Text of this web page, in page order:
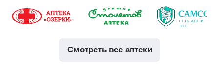
смотреть все аптеки